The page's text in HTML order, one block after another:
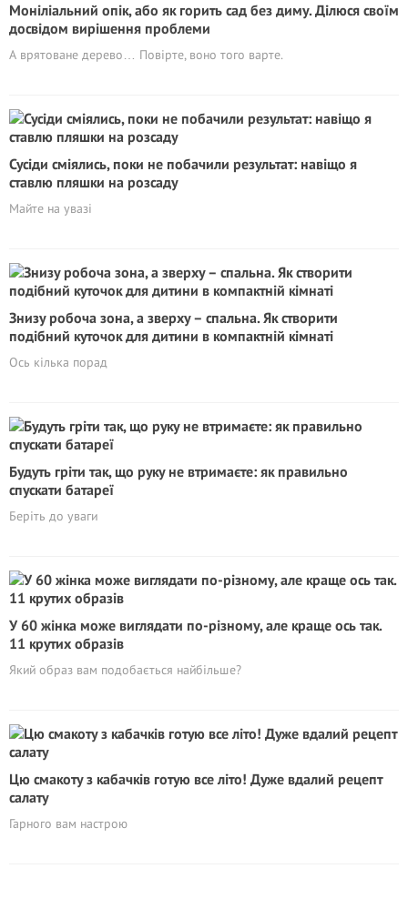
Моніліальний опік, або як горить сад без диму. Ділюся своїм
досвідом вирішення проблеми
А врятоване дерево… Повірте, воно того варте.
Сусіди сміялись, поки не побачили результат: навіщо я
ставлю пляшки на розсаду
Майте на увазі
Знизу робоча зона, а зверху – спальна. Як створити
подібний куточок для дитини в компактній кімнаті
Ось кілька порад
Будуть гріти так, що руку не втримаєте: як правильно
спускати батареї
Беріть до уваги
У 60 жінка може виглядати по-різному, але краще ось так.
11 крутих образів
Який образ вам подобається найбільше?
Цю смакоту з кабачків готую все літо! Дуже вдалий рецепт
салату
Гарного вам настрою